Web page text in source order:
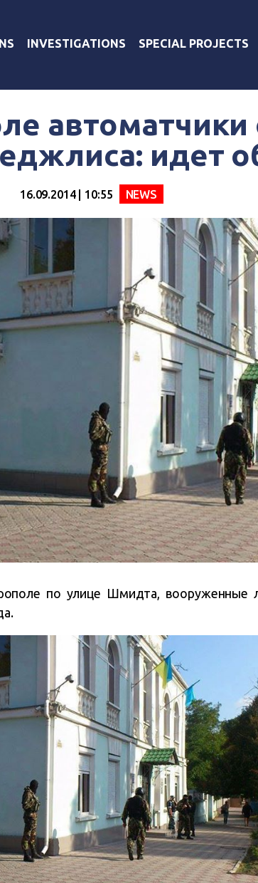
INVESTIGATIONS SPECIAL PROJECTS
автоматчики
идет
16.09.2014 | 10:55 NEWS
по улице Шмидта, вооруженные